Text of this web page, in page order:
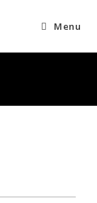
Menu